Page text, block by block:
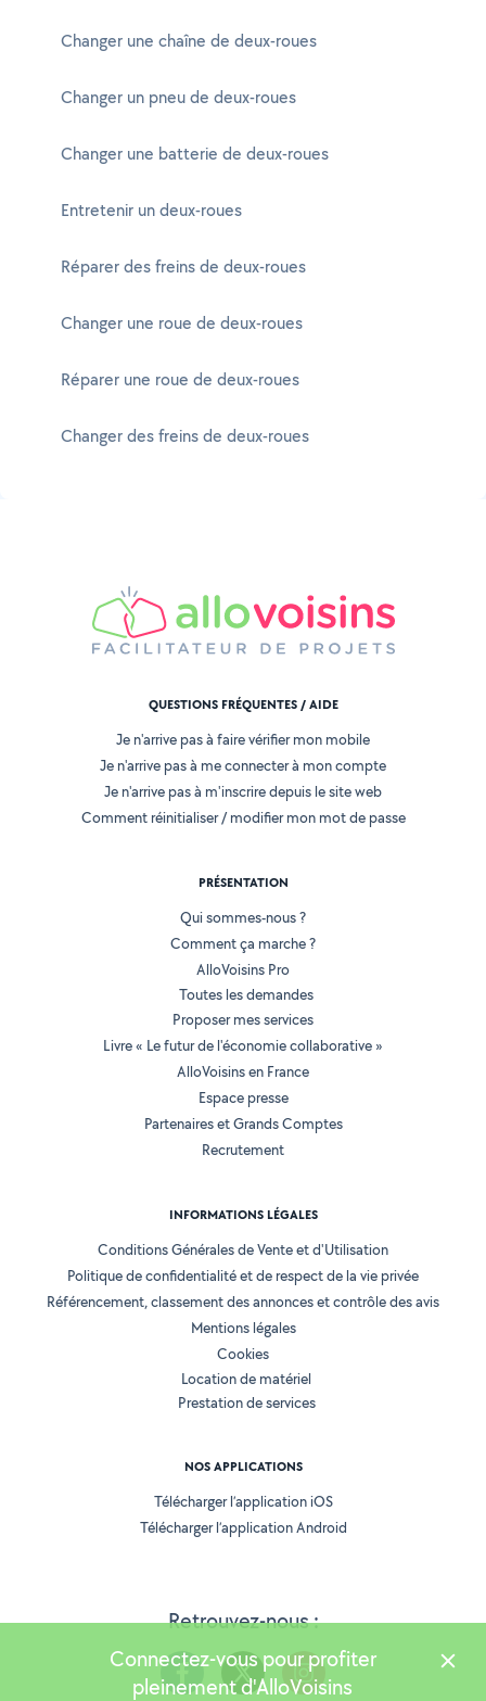
Changer une chaîne de deux-roues
Changer un pneu de deux-roues
Changer une batterie de deux-roues
Entretenir un deux-roues
Réparer des freins de deux-roues
Changer une roue de deux-roues
Réparer une roue de deux-roues
Changer des freins de deux-roues
Retrouvez-nous :
QUESTIONS FRÉQUENTES / AIDE
Je n'arrive pas à faire vérifier mon mobile
Je n'arrive pas à me connecter à mon compte
Je n'arrive pas à m'inscrire depuis le site web
Comment réinitialiser / modifier mon mot de passe
PRÉSENTATION
Qui sommes-nous ?
Comment ça marche ?
AlloVoisins Pro
Toutes les demandes
Proposer mes services
Livre « Le futur de l'économie collaborative »
AlloVoisins en France
Espace presse
Partenaires et Grands Comptes
Recrutement
INFORMATIONS LÉGALES
Conditions Générales de Vente et d'Utilisation
Politique de confidentialité et de respect de la vie privée
Référencement, classement des annonces et contrôle des avis
Mentions légales
Cookies
Location de matériel
Prestation de services
NOS APPLICATIONS
Télécharger l’application iOS
Télécharger l’application Android
Connectez-vous pour profiter
pleinement d'AlloVoisins